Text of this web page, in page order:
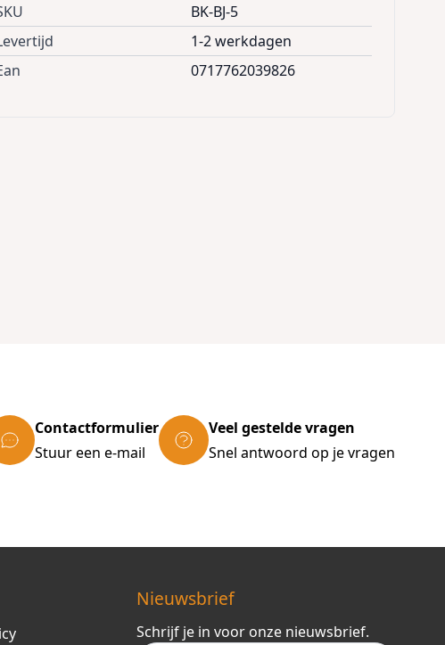
BK-BJ-5
1-2 werkdagen
0717762039826
Contactformulier
Stuur een e-mail
Veel gestelde vragen
Snel antwoord op je vragen
Nieuwsbrief
Schrijf je in voor onze nieuwsbrief.